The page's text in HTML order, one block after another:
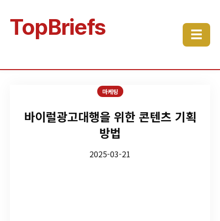
TopBriefs ☰
마케팅
바이럴광고대행을 위한 콘텐츠 기획
방법
2025-03-21